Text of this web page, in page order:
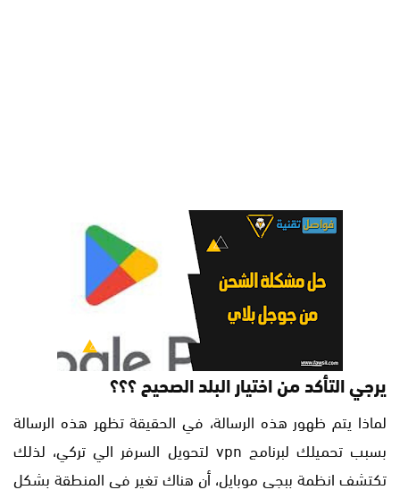
يرجي التأكد من اختيار البلد الصحيح ؟؟؟
لماذا يتم ظهور هذه الرسالة، في الحقيقة تظهر هذه الرسالة
بسبب تحميلك لبرنامج vpn لتحويل السرفر الي تركي، لذلك
تكتشف انظمة ببجي موبايل، أن هناك تغير في المنطقة بشكل